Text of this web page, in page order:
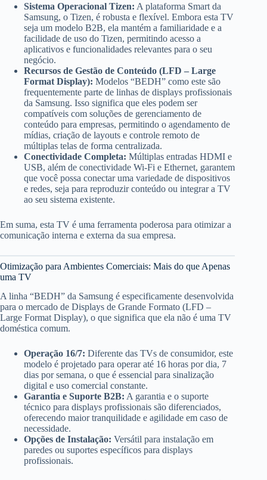
Sistema Operacional Tizen: A plataforma Smart da
Samsung, o Tizen, é robusta e flexível. Embora esta TV
seja um modelo B2B, ela mantém a familiaridade e a
facilidade de uso do Tizen, permitindo acesso a
aplicativos e funcionalidades relevantes para o seu
negócio.
Recursos de Gestão de Conteúdo (LFD – Large
Format Display): Modelos “BEDH” como este são
frequentemente parte de linhas de displays profissionais
da Samsung. Isso significa que eles podem ser
compatíveis com soluções de gerenciamento de
conteúdo para empresas, permitindo o agendamento de
mídias, criação de layouts e controle remoto de
múltiplas telas de forma centralizada.
Conectividade Completa: Múltiplas entradas HDMI e
USB, além de conectividade Wi-Fi e Ethernet, garantem
que você possa conectar uma variedade de dispositivos
e redes, seja para reproduzir conteúdo ou integrar a TV
ao seu sistema existente.
Em suma, esta TV é uma ferramenta poderosa para otimizar a
comunicação interna e externa da sua empresa.
Otimização para Ambientes Comerciais: Mais do que Apenas
uma TV
A linha “BEDH” da Samsung é especificamente desenvolvida
para o mercado de Displays de Grande Formato (LFD –
Large Format Display), o que significa que ela não é uma TV
doméstica comum.
Operação 16/7: Diferente das TVs de consumidor, este
modelo é projetado para operar até 16 horas por dia, 7
dias por semana, o que é essencial para sinalização
digital e uso comercial constante.
Garantia e Suporte B2B: A garantia e o suporte
técnico para displays profissionais são diferenciados,
oferecendo maior tranquilidade e agilidade em caso de
necessidade.
Opções de Instalação: Versátil para instalação em
paredes ou suportes específicos para displays
profissionais.